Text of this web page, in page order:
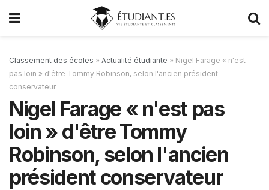
Classement des écoles » Actualité étudiante » Nigel Farage « n'est
pas loin » d'être Tommy Robinson, selon l'ancien président
conservateur
Nigel Farage « n'est pas
loin » d'être Tommy
Robinson, selon l'ancien
président conservateur